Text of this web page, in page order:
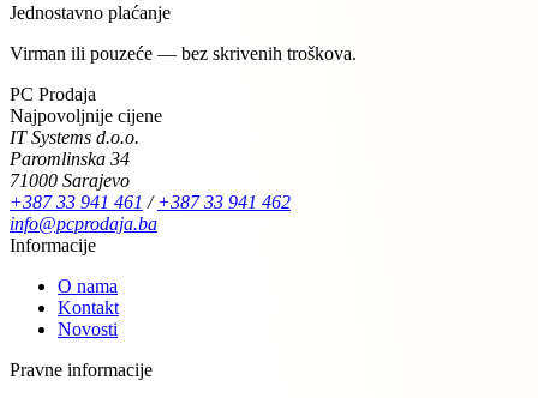
Jednostavno plaćanje
Virman ili pouzeće — bez skrivenih troškova.
PC Prodaja
Najpovoljnije cijene
IT Systems d.o.o.
Paromlinska 34
71000 Sarajevo
+387 33 941 461 /+387 33 941 462
info@pcprodaja.ba
Informacije
O nama
Kontakt
Novosti
Pravne informacije